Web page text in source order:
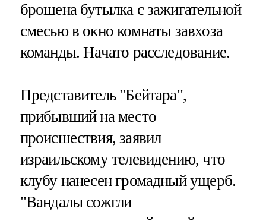
брошена бутылка с зажигательной
смесью в окно комнаты завхоза
команды. Начато расследование.
Представитель "Бейтара",
прибывший на место
происшествия, заявил
израильскому телевидению, что
клубу нанесен громадный ущерб.
"Вандалы сожгли